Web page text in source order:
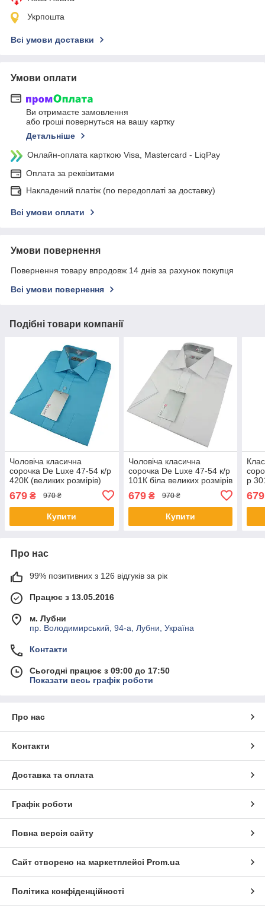
Укрпошта
Всі умови доставки
Умови оплати
Ви отримаєте замовлення
або гроші повернуться на вашу картку
Детальніше
Онлайн-оплата карткою Visa, Mastercard - LiqPay
Оплата за реквізитами
Накладений платіж (по передоплаті за доставку)
Всі умови оплати
Умови повернення
Повернення товару впродовж 14 днів за рахунок покупця
Всі умови повернення
Подібні товари компанії
Чоловіча класична
сорочка De Luxe 47-54 к/р
420К (великих розмірів)
679 ₴ 970 ₴
Купити
Чоловіча класична
сорочка De Luxe 47-54 к/р
101К біла великих розмірів
679₴ 970 ₴
Купити
р
679
Про нас
99% позитивних з 126 відгуків за рік
Працює з 13.05.2016
м. Лубни
пр. Володимирський, 94-а, Лубни, Україна
Контакти
Сьогодні працює з 09:00 до 17:50
Показати весь графік роботи
Про нас
Контакти
Доставка та оплата
Графік роботи
Повна версія сайту
Сайт створено на маркетплейсі Prom.ua
Політика конфіденційності